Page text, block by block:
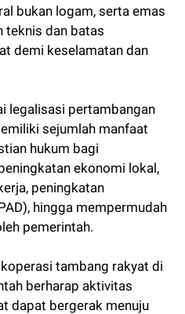
bukan logam, serta emas
teknis dan batas
demi keselamatan dan
legalisasi pertambangan
sejumlah manfaat
hukum bagi
ekonomi lokal,
peningkatan
hingga mempermudah
pemerintah.
tambang rakyat di
berharap aktivitas
dapat bergerak menuju